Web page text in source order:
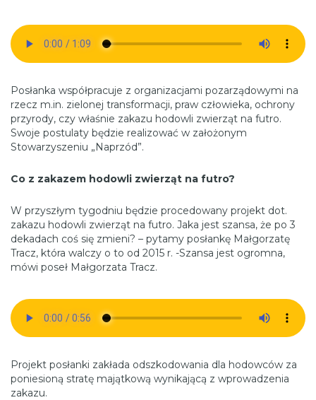
Posłanka współpracuje z organizacjami pozarządowymi na
rzecz m.in. zielonej transformacji, praw człowieka, ochrony
przyrody, czy właśnie zakazu hodowli zwierząt na futro.
Swoje postulaty będzie realizować w założonym
Stowarzyszeniu „Naprzód”.
Co z zakazem hodowli zwierząt na futro?
W przyszłym tygodniu będzie procedowany projekt dot.
zakazu hodowli zwierząt na futro. Jaka jest szansa, że po 3
dekadach coś się zmieni? – pytamy posłankę Małgorzatę
Tracz, która walczy o to od 2015 r. -Szansa jest ogromna,
mówi poseł Małgorzata Tracz.
Projekt posłanki zakłada odszkodowania dla hodowców za
poniesioną stratę majątkową wynikającą z wprowadzenia
zakazu.